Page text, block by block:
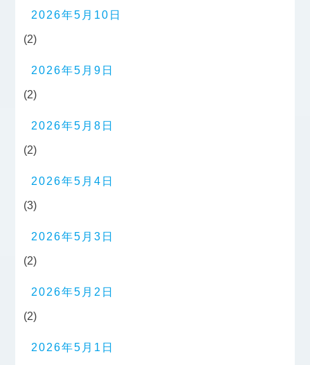
2026年5月10日
(2)
2026年5月9日
(2)
2026年5月8日
(2)
2026年5月4日
(3)
2026年5月3日
(2)
2026年5月2日
(2)
2026年5月1日